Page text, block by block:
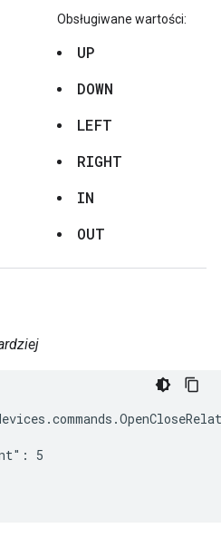
Obsługiwane wartości:
UP
DOWN
LEFT
RIGHT
IN
OUT
5